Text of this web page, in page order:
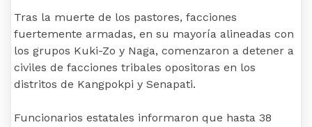
Tras la muerte de los pastores, facciones
fuertemente armadas, en su mayoría alineadas con
los grupos Kuki-Zo y Naga, comenzaron a detener a
civiles de facciones tribales opositoras en los
distritos de Kangpokpi y Senapati.
Funcionarios estatales informaron que hasta 38